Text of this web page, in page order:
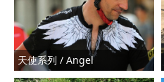
天使系列 / Angel